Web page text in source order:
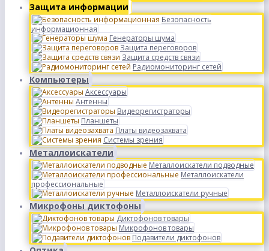
Защита информации
Безопасность
информационная
Генераторы шума
Защита переговоров
Защита средств связи
Радиомониторинг сетей
Компьютеры
Аксессуары
Антенны
Видеорегистраторы
Планшеты
Платы видеозахвата
Системы зрения
Металлоискатели
Металлоискатели подводные
Металлоискатели
профессиональные
Металлоискатели ручные
Микрофоны диктофоны
Диктофонов товары
Микрофонов товары
Подавители диктофонов